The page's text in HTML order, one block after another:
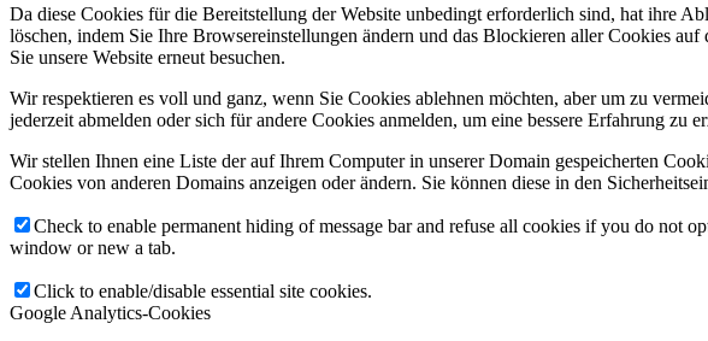
Da diese Cookies für die Bereitstellung der Website unbedingt erforderlich sind, hat ihre
löschen, indem Sie Ihre Browsereinstellungen ändern und das Blockieren aller Cookies
Sie unsere Website erneut besuchen.
Wir respektieren es voll und ganz, wenn Sie Cookies ablehnen möchten, aber um zu
jederzeit abmelden oder sich für andere Cookies anmelden, um eine bessere Erfahrung
Wir stellen Ihnen eine Liste der auf Ihrem Computer in unserer Domain gespeicherten
Cookies von anderen Domains anzeigen oder ändern. Sie können diese in den
Check to enable permanent hiding of message bar and refuse all cookies if you do not
window or new a tab.
Click to enable/disable essential site cookies.
Google Analytics-Cookies